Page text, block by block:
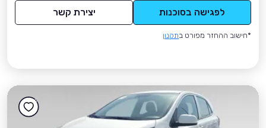
לפגישה בסוכנות יצירת קשר
*חישוב ההחזר מפורט בתקנון